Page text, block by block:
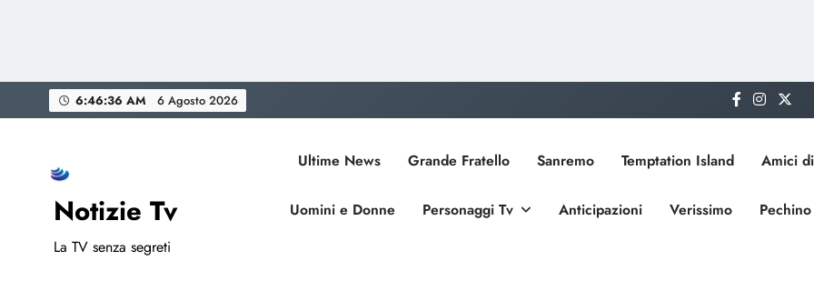
to
6:46:37 AM 6 Agosto 2026
Notizie Tv
La TV senza segreti
Ultime News Grande Fratello Sanremo Temptation Island Amici
Uomini e Donne Personaggi Tv Anticipazioni Verissimo